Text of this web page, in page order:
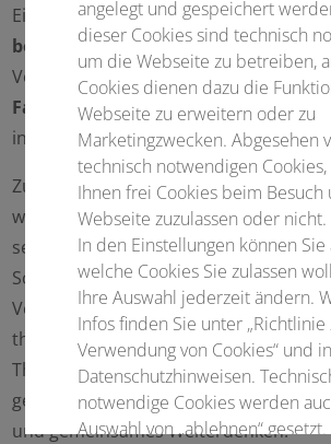
Ein besonderes Augenmerk gilt der
bei der Anwendung von Cannabis
Vorstellungseltener
Fallberichte aus der Praxis, die
individuelle und ungewöhnliche
Zugleich wird deutlich, dass wir
wirksam behandeln können, wenn wir
sektorübergreifend denken und
Schnittstellen zwischen ambulanter
Versorgung, zwischen ärztlichen,
therapeutischen Disziplinen sind
Therapieerfolg. Der Mitteldeutsche
genau hier an – als Plattform für
und gemeinsames Weiterdenken.
angelegt und gespeichert
dieser Cookies sind technisch
um die Webseite zu betreiben,
Cookies dienen dazu die
Webseite zu erweitern oder zu
Marketingzwecken. Abgesehen
technisch notwendigen Cookies,
Ihnen frei Cookies beim Besuch
Webseite zuzulassen oder nicht.
In den Einstellungen können Sie
welche Cookies Sie zulassen
Ihre Auswahl jederzeit ändern.
Infos finden Sie unter „Richtlinie
Verwendung von Cookies“ und
Datenschutzhinweisen.
notwendige Cookies werden
Auswahl von „ablehnen“ gesetzt.